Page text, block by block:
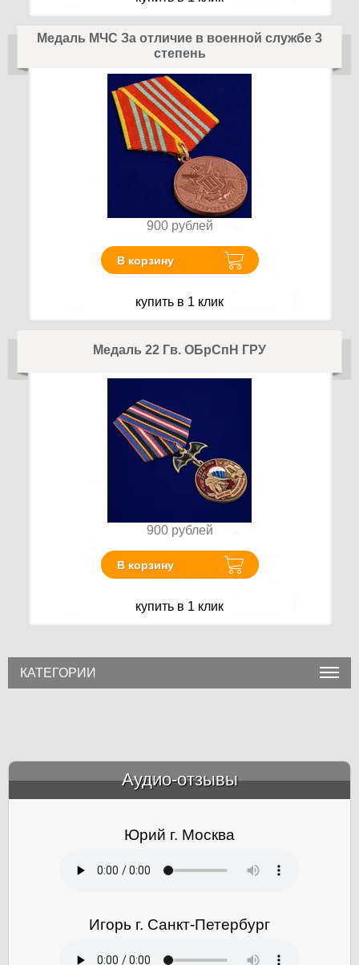
Медаль МЧС За отличие в военной службе 3
степень
900 рублей
В корзину
купить в 1 клик
Медаль 22 Гв. ОБрСпН ГРУ
900 рублей
В корзину
купить в 1 клик
КАТЕГОРИИ
Аудио-отзывы
Юрий г. Москва
Игорь г. Санкт-Петербург